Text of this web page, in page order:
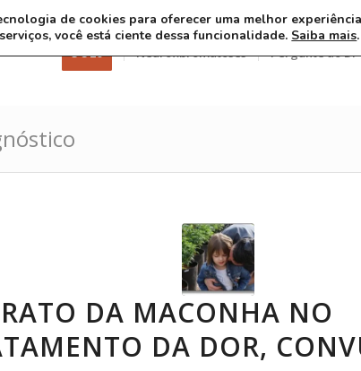
3 8 26 Neurofibromatoses Pergunte ao Dr
DA MACONHA NO
DA DOR,
de cookies para oferecer uma melhor
você está ciente dessa funcionalidade. Saiba mais.